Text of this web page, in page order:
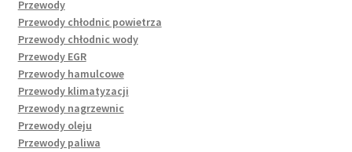
Przewody
Przewody chłodnic powietrza
Przewody chłodnic wody
Przewody EGR
Przewody hamulcowe
Przewody klimatyzacji
Przewody nagrzewnic
Przewody oleju
Przewody paliwa